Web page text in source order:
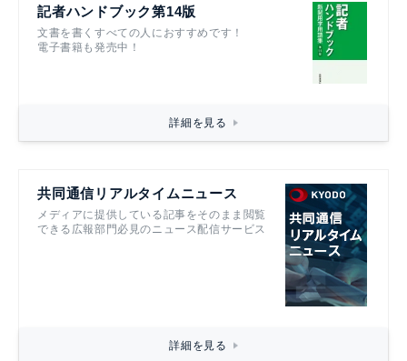
記者ハンドブック第14版
文書を書くすべての人におすすめです！
電子書籍も発売中！
詳細を見る
共同通信リアルタイムニュース
メディアに提供している記事をそのまま閲覧
できる広報部門必見のニュース配信サービス
詳細を見る